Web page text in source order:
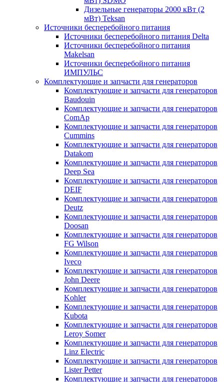
Дизельные генераторы 2000 кВт (2
мВт) Teksan
Источники бесперебойного питания
Источники бесперебойного питания Delta
Источники бесперебойного питания
Makelsan
Источники бесперебойного питания
ИМПУЛЬС
Комплектующие и запчасти для генераторов
Комплектующие и запчасти для генераторов
Baudouin
Комплектующие и запчасти для генераторов
ComAp
Комплектующие и запчасти для генераторов
Cummins
Комплектующие и запчасти для генераторов
Datakom
Комплектующие и запчасти для генераторов
Deep Sea
Комплектующие и запчасти для генераторов
DEIF
Комплектующие и запчасти для генераторов
Deutz
Комплектующие и запчасти для генераторов
Doosan
Комплектующие и запчасти для генераторов
FG Wilson
Комплектующие и запчасти для генераторов
Iveco
Комплектующие и запчасти для генераторов
John Deere
Комплектующие и запчасти для генераторов
Kohler
Комплектующие и запчасти для генераторов
Kubota
Комплектующие и запчасти для генераторов
Leroy Somer
Комплектующие и запчасти для генераторов
Linz Electric
Комплектующие и запчасти для генераторов
Lister Petter
Комплектующие и запчасти для генераторов